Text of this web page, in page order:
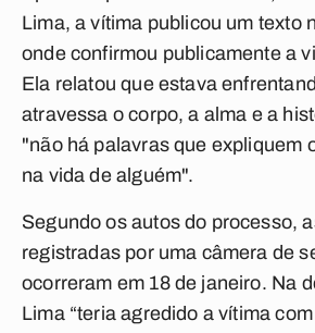
Lima, a vítima publicou um texto
onde confirmou publicamente a
Ela relatou que estava
atravessa o corpo, a alma e a
"não há palavras que expliquem
na vida de alguém".
Segundo os autos do processo,
registradas por uma câmera de
ocorreram em 18 de janeiro. Na
Lima “teria agredido a vítima